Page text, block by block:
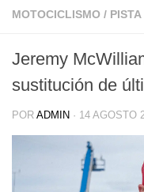
MOTOCICLISMO / PISTA
Jeremy
sustitución de
POR ADMIN · 14 AGOSTO